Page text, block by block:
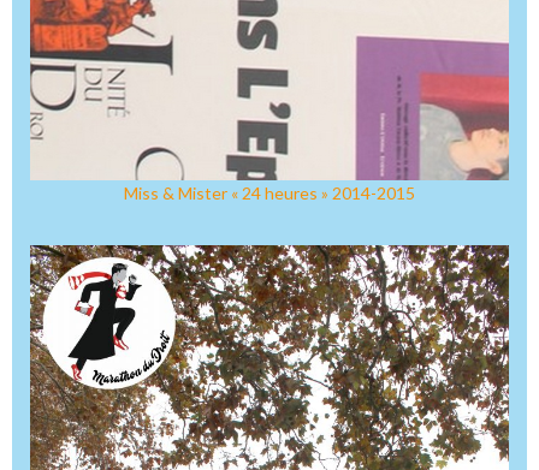
Miss & Mister « 24 heures » 2014-2015